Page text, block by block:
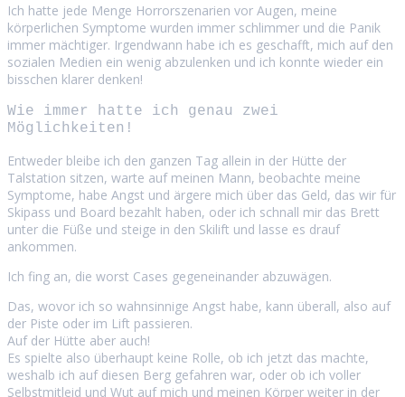
Ich hatte jede Menge Horrorszenarien vor Augen, meine
körperlichen Symptome wurden immer schlimmer und die Panik
immer mächtiger. Irgendwann habe ich es geschafft, mich auf den
sozialen Medien ein wenig abzulenken und ich konnte wieder ein
bisschen klarer denken!
Wie immer hatte ich genau zwei
Möglichkeiten!
Entweder bleibe ich den ganzen Tag allein in der Hütte der
Talstation sitzen, warte auf meinen Mann, beobachte meine
Symptome, habe Angst und ärgere mich über das Geld, das wir für
Skipass und Board bezahlt haben, oder ich schnall mir das Brett
unter die Füße und steige in den Skilift und lasse es drauf
ankommen.
Ich fing an, die worst Cases gegeneinander abzuwägen.
Das, wovor ich so wahnsinnige Angst habe, kann überall, also auf
der Piste oder im Lift passieren.
Auf der Hütte aber auch!
Es spielte also überhaupt keine Rolle, ob ich jetzt das machte,
weshalb ich auf diesen Berg gefahren war, oder ob ich voller
Selbstmitleid und Wut auf mich und meinen Körper weiter in der